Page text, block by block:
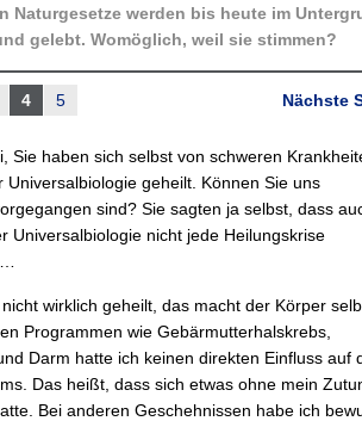
Naturgesetze werden bis heute im
gelebt. Womöglich, weil sie stimmen?
Nächste
4 5
Sie haben sich selbst von schweren
Universalbiologie geheilt. Können Sie uns
sind? Sie sagten ja selbst, dass
Universalbiologie nicht jede Heilungskrise
wirklich geheilt, das macht der Körper
Programmen wie Gebärmutterhalskrebs,
Darm hatte ich keinen direkten Einfluss auf
Das heißt, dass sich etwas ohne mein
Bei anderen Geschehnissen habe ich